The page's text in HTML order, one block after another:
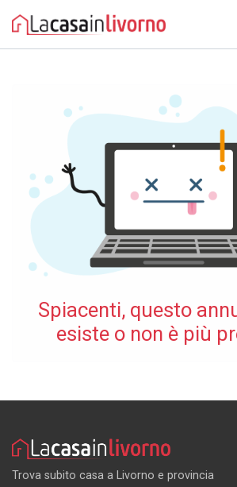
Spiacenti, questo
esiste o non è più
Trova subito casa a Livorno e provincia